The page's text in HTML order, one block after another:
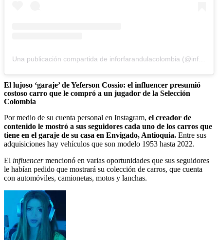
El lujoso ‘garaje’ de Yeferson Cossio: el influencer presumió
costoso carro que le compró a un jugador de la Selección
Colombia
Por medio de su cuenta personal en Instagram, el creador de
contenido le mostró a sus seguidores cada uno de los carros que
tiene en el garaje de su casa en Envigado, Antioquia. Entre sus
adquisiciones hay vehículos que son modelo 1953 hasta 2022.
El influencermencionó en varias oportunidades que sus seguidores
le habían pedido que mostrará su colección de carros, que cuenta
con automóviles, camionetas, motos y lanchas.